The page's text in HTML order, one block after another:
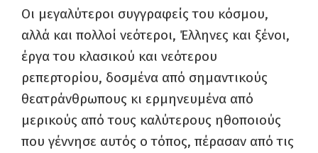
Οι μεγαλύτεροι συγγραφείς του κόσμου,
αλλά και πολλοί νεότεροι, Έλληνες και ξένοι,
έργα του κλασικού και νεότερου
ρεπερτορίου, δοσμένα από σημαντικούς
θεατράνθρωπους κι ερμηνευμένα από
μερικούς από τους καλύτερους ηθοποιούς
που γέννησε αυτός ο τόπος, πέρασαν από τις